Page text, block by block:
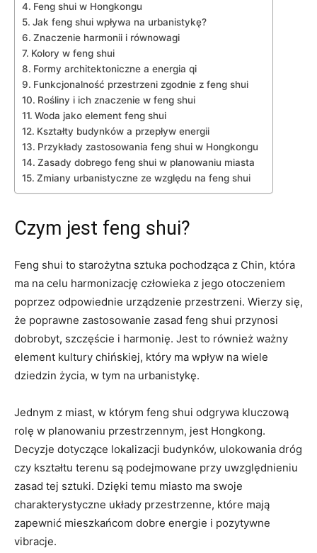
Feng ⁣shui w Hongkongu
Jak feng shui wpływa⁢ na urbanistykę?
Znaczenie harmonii i równowagi
Kolory w feng shui
Formy architektoniczne a energia qi
Funkcjonalność przestrzeni zgodnie z feng shui
Rośliny i​ ich⁢ znaczenie​ w‌ feng shui
Woda jako element feng shui
Kształty budynków a przepływ energii
Przykłady zastosowania feng shui w Hongkongu
Zasady dobrego feng shui⁣ w planowaniu ‌miasta
Zmiany urbanistyczne ze względu na feng shui
Czym jest feng shui?
Feng shui​ to starożytna sztuka⁤ pochodząca z Chin, która
ma na celu ⁤harmonizację człowieka z jego ⁣otoczeniem
poprzez ‌odpowiednie urządzenie przestrzeni. Wierzy się,
że poprawne zastosowanie zasad ⁤feng shui​ przynosi
dobrobyt, szczęście i harmonię. Jest ‌to również ważny‌
element kultury chińskiej, który ma wpływ na wiele
dziedzin życia, w tym na urbanistykę.
Jednym z⁤ miast, w którym ​feng shui odgrywa kluczową
rolę w ‍planowaniu przestrzennym, jest​ Hongkong.
Decyzje dotyczące lokalizacji budynków, ulokowania​ dróg
czy‌ kształtu terenu są podejmowane przy ​uwzględnieniu
zasad tej sztuki. Dzięki temu miasto ma swoje​
charakterystyczne układy przestrzenne, które mają
⁣zapewnić ​mieszkańcom dobre energie i pozytywne
vibracje.